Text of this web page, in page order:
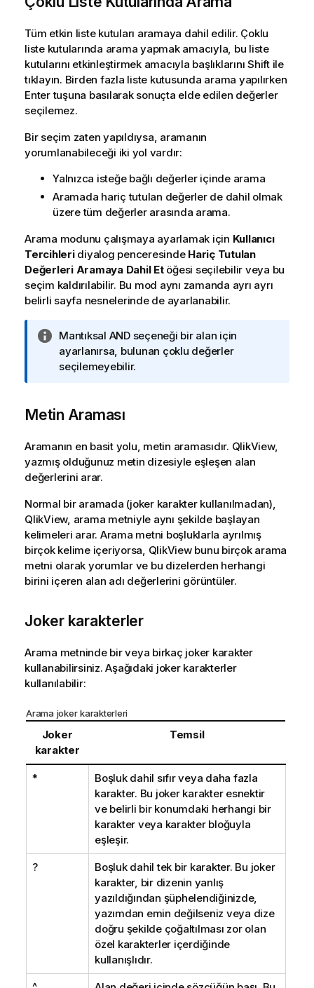
Tüm etkin liste kutuları aramaya dahil edilir. Çoklu
liste kutularında arama yapmak amacıyla, bu liste
kutularını etkinleştirmek amacıyla başlıklarını Shift ile
tıklayın. Birden fazla liste kutusunda arama yapılırken
Enter tuşuna basılarak sonuçta elde edilen değerler
seçilemez.
Bir seçim zaten yapıldıysa, aramanın
yorumlanabileceği iki yol vardır:
Yalnızca isteğe bağlı değerler içinde arama
Aramada hariç tutulan değerler de dahil olmak
üzere tüm değerler arasında arama.
Arama modunu çalışmaya ayarlamak için Kullanıcı
Tercihleridiyalog penceresinde Hariç Tutulan
Değerleri Aramaya Dahil Etöğesi seçilebilir veya bu
seçim kaldırılabilir. Bu mod aynı zamanda ayrı ayrı
belirli sayfa nesnelerinde de ayarlanabilir.
B
i
l
n
t
u
Mantıksal AND seçeneği bir alan için
ayarlanırsa, bulunan çoklu değerler
seçilemeyebilir.
Metin Araması
Aramanın en basit yolu, metin aramasıdır. QlikView,
yazmış olduğunuz metin dizesiyle eşleşen alan
değerlerini arar.
Normal bir aramada (joker karakter kullanılmadan),
QlikView, arama metniyle aynı şekilde başlayan
kelimeleri arar. Arama metni boşluklarla ayrılmış
birçok kelime içeriyorsa, QlikView bunu birçok arama
metni olarak yorumlar ve bu dizelerden herhangi
birini içeren alan adı değerlerini görüntüler.
Joker karakterler
Arama metninde bir veya birkaç joker karakter
kullanabilirsiniz. Aşağıdaki joker karakterler
kullanılabilir:
Arama joker karakterleri
Joker
karakter
Temsil
*
Boşluk dahil sıfır veya daha fazla
karakter. Bu joker karakter esnektir
ve belirli bir konumdaki herhangi bir
karakter veya karakter bloğuyla
eşleşir.
?
Boşluk dahil tek bir karakter. Bu joker
karakter, bir dizenin yanlış
yazıldığından şüphelendiğinizde,
yazımdan emin değilseniz veya dize
doğru şekilde çoğaltılması zor olan
özel karakterler içerdiğinde
kullanışlıdır.